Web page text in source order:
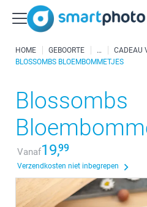
HOME GEBOORTE
CADEAU
BLOSSOMBS BLOEMBOMMETJES
Blossombs
Vanaf19,99
Verzendkosten niet inbegrepen